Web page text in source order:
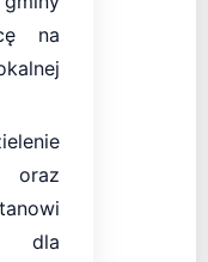
na
oraz
dla